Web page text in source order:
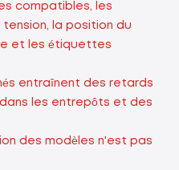
compatibles, les
la position du
et les étiquettes
entraînent des retards
les entrepôts et des
des modèles n'est pas